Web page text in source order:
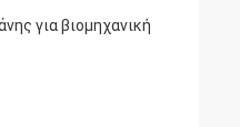
για βιομηχανική